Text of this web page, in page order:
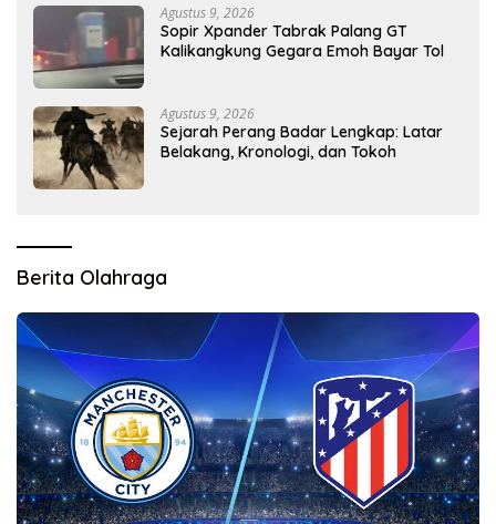
Agustus 9, 2026
Sopir Xpander Tabrak Palang GT
Kalikangkung Gegara Emoh Bayar Tol
Agustus 9, 2026
Sejarah Perang Badar Lengkap: Latar
Belakang, Kronologi, dan Tokoh
Berita Olahraga